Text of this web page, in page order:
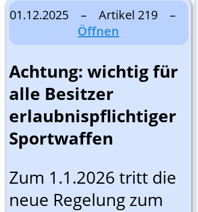
01.12.2025 – Artikel 219 –
Öffnen
Achtung: wichtig für
alle Besitzer
erlaubnispflichtiger
Sportwaffen
Zum 1.1.2026 tritt die
neue Regelung zum